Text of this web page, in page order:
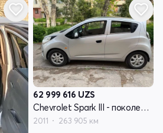
62 999 616 UZS
Chevrolet Spark III - поколение
2011 263 905 км